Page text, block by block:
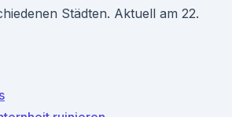
Städten. Aktuell am 22.